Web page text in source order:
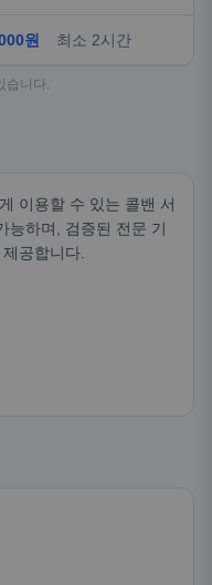
원 최소 2시간
습니다.
이용할 수 있는 콜밴 서
능하며, 검증된 전문 기
공합니다.